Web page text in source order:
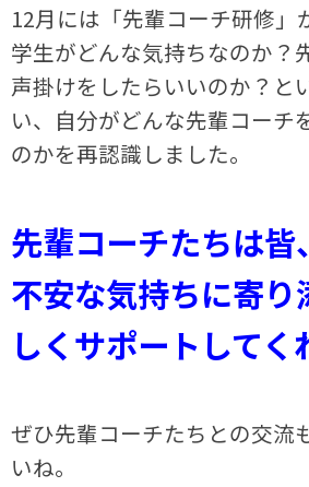
12月には「先輩コーチ研修」
学生がどんな気持ちなのか？
声掛けをしたらいいのか？と
い、自分がどんな先輩コーチ
のかを再認識しました。
先輩コーチたちは皆
不安な気持ちに寄り
しくサポートしてく
ぜひ先輩コーチたちとの交流
いね。